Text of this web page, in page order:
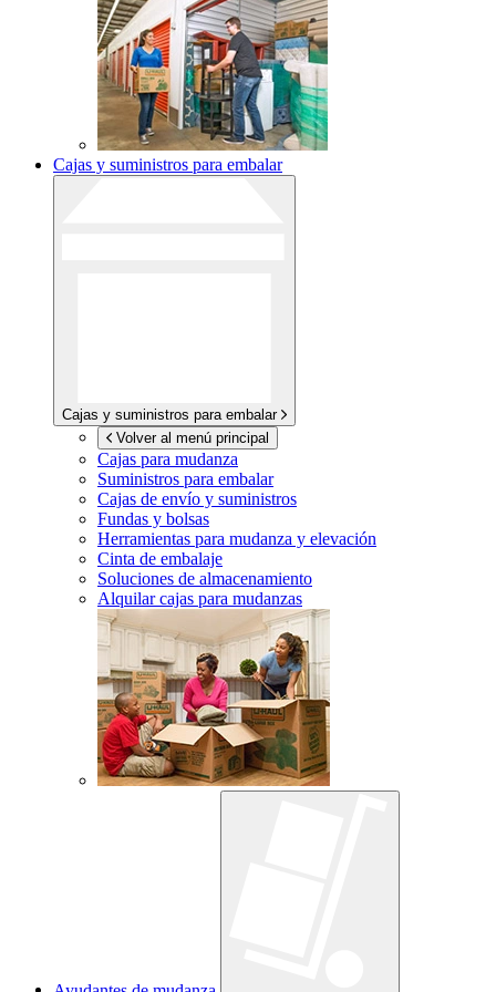
Cajas y suministros para embalar
Cajas y suministros para embalar
Volver al menú principal
Cajas para mudanza
Suministros para embalar
Cajas de envío y suministros
Fundas y bolsas
Herramientas para mudanza y elevación
Cinta de embalaje
Soluciones de almacenamiento
Alquilar cajas para mudanzas